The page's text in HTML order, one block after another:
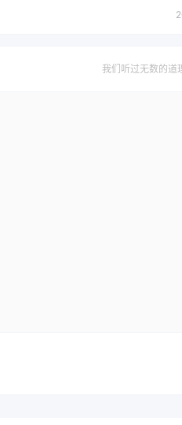
我们听过无数的道